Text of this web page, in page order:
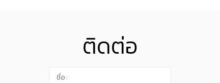
ติดต่อ